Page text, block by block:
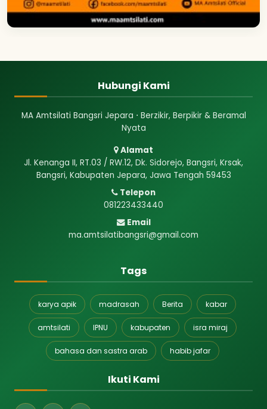
Hubungi Kami
MA Amtsilati Bangsri Jepara ⋅ Berzikir, Berpikir & Beramal
Nyata
Alamat
Jl. Kenanga II, RT.03 / RW.12, Dk. Sidorejo, Bangsri, Krsak,
Bangsri, Kabupaten Jepara, Jawa Tengah 59453
Telepon
081223433440
Email
ma.amtsilatibangsri@gmail.com
Tags
karya apik madrasah Berita kabar
amtsilati IPNU kabupaten isra miraj
bahasa dan sastra arab habib jafar
Ikuti Kami